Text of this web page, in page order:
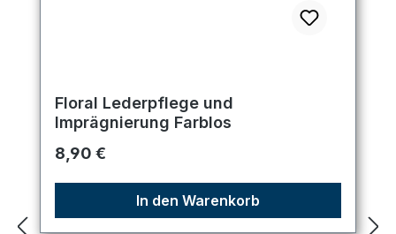
Floral Lederpflege und
Imprägnierung Farblos
Regulärer Preis:
8,90 €
In den Warenkorb